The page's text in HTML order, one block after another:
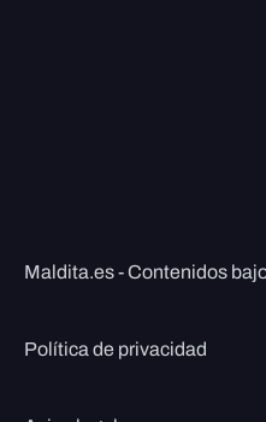
Maldita.es - Contenidos
Política de privacidad